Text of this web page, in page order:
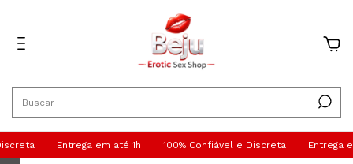
Entrega em até 1h 100% Confiável e Discreta Entrega